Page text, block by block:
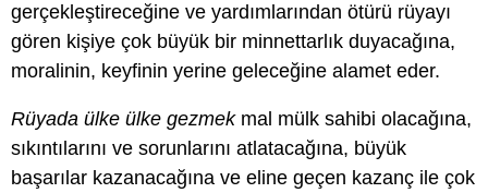
gerçekleştireceğine ve yardımlarından ötürü rüyayı
gören kişiye çok büyük bir minnettarlık duyacağına,
moralinin, keyfinin yerine geleceğine alamet eder.
Rüyada ülke ülke gezmekmal mülk sahibi olacağına,
sıkıntılarını ve sorunlarını atlatacağına, büyük
başarılar kazanacağına ve eline geçen kazanç ile çok